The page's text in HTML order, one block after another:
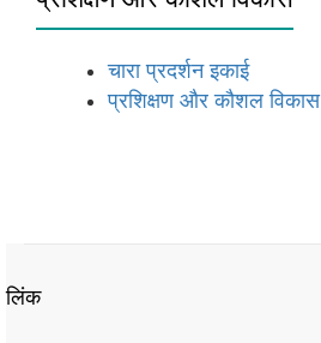
चारा प्रदर्शन इकाई
प्रशिक्षण और कौशल विकास
लिंक